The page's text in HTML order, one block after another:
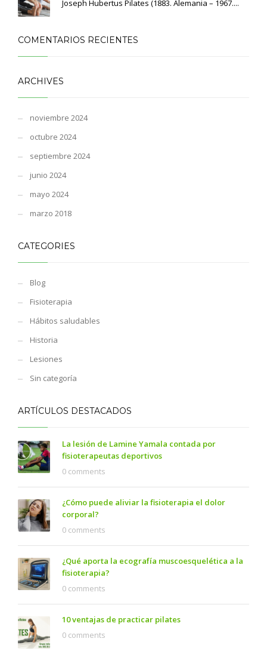
Joseph Hubertus Pilates (1883. Alemania – 1967....
COMENTARIOS RECIENTES
ARCHIVES
noviembre 2024
octubre 2024
septiembre 2024
junio 2024
mayo 2024
marzo 2018
CATEGORIES
Blog
Fisioterapia
Hábitos saludables
Historia
Lesiones
Sin categoría
ARTÍCULOS DESTACADOS
La lesión de Lamine Yamala contada por
fisioterapeutas deportivos
0 comments
¿Cómo puede aliviar la fisioterapia el dolor
corporal?
0 comments
¿Qué aporta la ecografía muscoesquelética a la
fisioterapia?
0 comments
10 ventajas de practicar pilates
0 comments